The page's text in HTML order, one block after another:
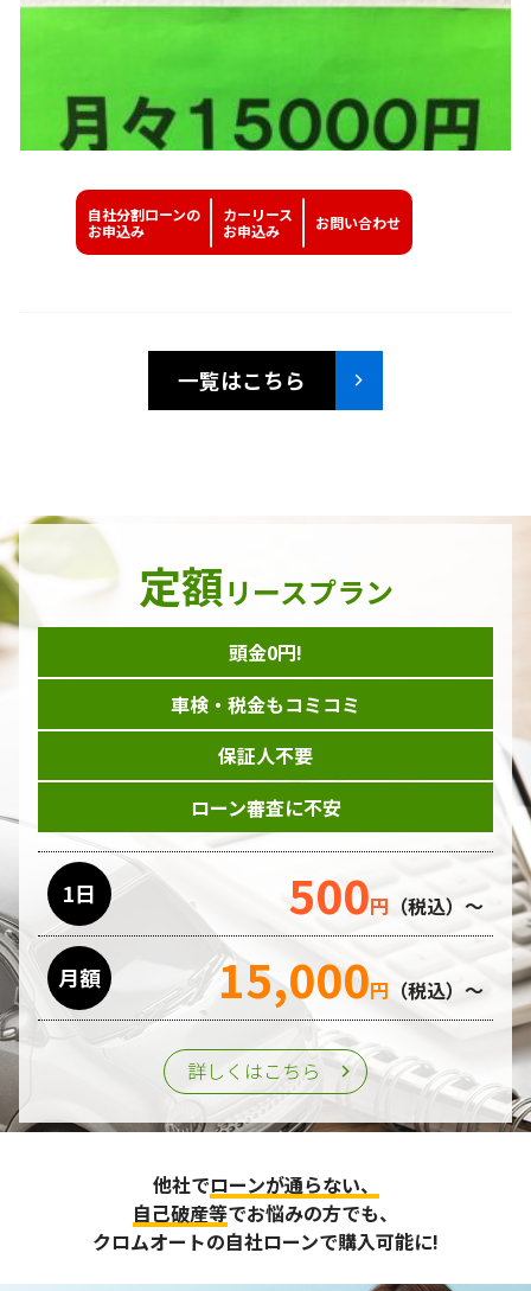
自社分割ローンの
お申込み
カーリース
お申込み
お問い合わせ
一覧はこちら
定額リースプラン
頭金0円!
車検・税金もコミコミ
保証人不要
ローン審査に不安
1日 500円 （税込）～
月額 15,000円 （税込）～
詳しくはこちら
他社でローンが通らない、
自己破産等でお悩みの方でも、
クロムオートの自社ローンで購入可能に!